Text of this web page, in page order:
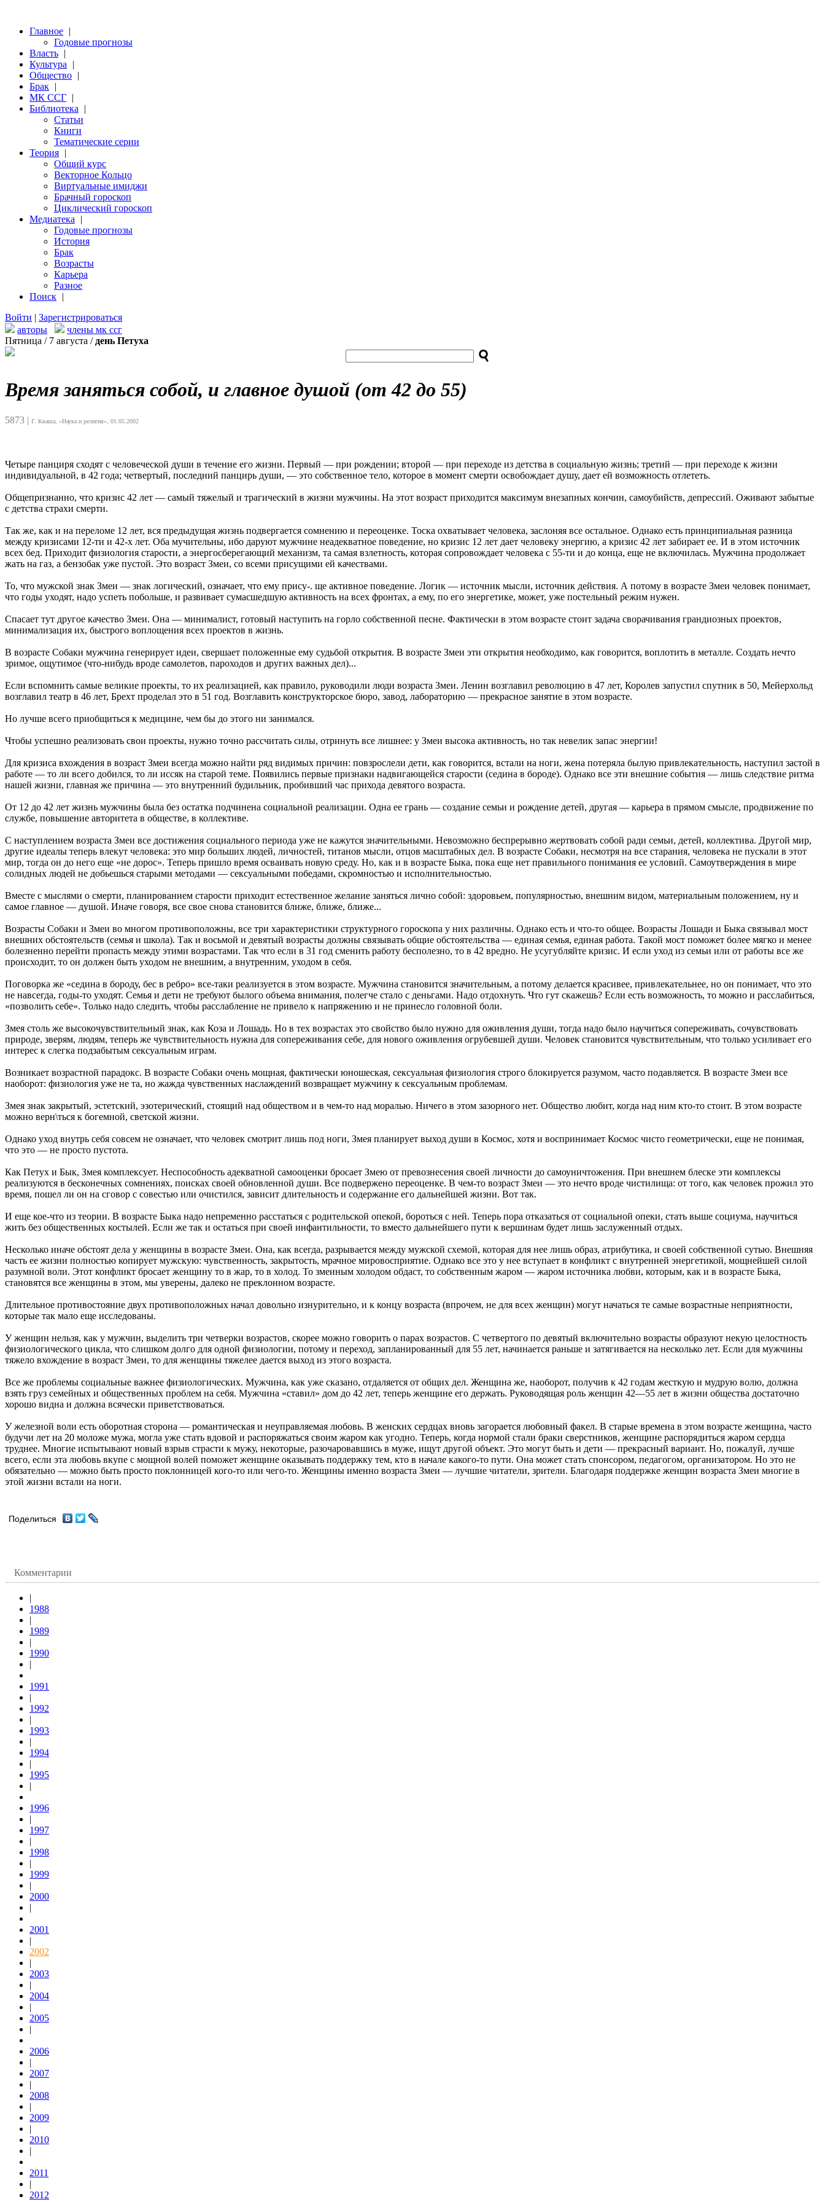
Главное |
Годовые прогнозы
Власть |
Культура
|
Общество |
Брак |
МК ССГ |
Библиотека
|
Статьи
Книги
Тематические серии
Теория |
Общий курс
Векторное Кольцо
Виртуальные имиджи
Брачный гороскоп
Циклический гороскоп
Медиатека
|
Годовые прогнозы
История
Брак
Возрасты
Карьера
Разное
Поиск |
Войти | Зарегистрироваться
авторы
члены мк ссг
Пятница / 7 августа / день Петуха
Время заняться собой, и главное душой (от 42 до 55)
5873 | Г. Кваша, «Наука и религия», 01.05.2002
Четыре панциря сходят с человеческой души в течение его жизни. Первый — при рождении; второй — при переходе из детства в социальную жизнь; третий — при переходе к жизни
индивидуальной, в 42 года; четвертый, последний панцирь души, — это собственное тело, которое в момент смерти освобождает душу, дает ей возможность отлететь.
Общепризнанно, что кризис 42 лет — самый тяжелый и трагический в жизни мужчины. На этот возраст приходится максимум внезапных кончин, самоубийств, депрессий. Оживают забытые
с детства страхи смерти.
Так же, как и на переломе 12 лет, вся предыдущая жизнь подвергается сомнению и переоценке. Тоска охватывает человека, заслоняя все остальное. Однако есть принципиальная разница
между кризисами 12-ти и 42-х лет. Оба мучительны, ибо даруют мужчине неадекватное поведение, но кризис 12 лет дает человеку энергию, а кризис 42 лет забирает ее. И в этом источник
всех бед. Приходит физиология старости, а энергосберегающий механизм, та самая взлетность, которая сопровождает человека с 55-ти и до конца, еще не включилась. Мужчина продолжает
жать на газ, а бензобак уже пустой. Это возраст Змеи, со всеми присущими ей качествами.
То, что мужской знак Змеи — знак логический, означает, что ему прису-. ще активное поведение. Логик — источник мысли, источник действия. А потому в возрасте Змеи человек понимает,
что годы уходят, надо успеть побольше, и развивает сумасшедшую активность на всех фронтах, а ему, по его энергетике, может, уже постельный режим нужен.
Спасает тут другое качество Змеи. Она — минималист, готовый наступить на горло собственной песне. Фактически в этом возрасте стоит задача сворачивания грандиозных проектов,
минимализация их, быстрого воплощения всех проектов в жизнь.
В возрасте Собаки мужчина генерирует идеи, свершает положенные ему судьбой открытия. В возрасте Змеи эти открытия необходимо, как говорится, воплотить в металле. Создать нечто
зримое, ощутимое (что-нибудь вроде самолетов, пароходов и других важных дел)...
Если вспомнить самые великие проекты, то их реализацией, как правило, руководили люди возраста Змеи. Ленин возглавил революцию в 47 лет, Королев запустил спутник в 50, Мейерхольд
возглавил театр в 46 лет, Брехт проделал это в 51 год. Возглавить конструкторское бюро, завод, лабораторию — прекрасное занятие в этом возрасте.
Но лучше всего приобщиться к медицине, чем бы до этого ни занимался.
Чтобы успешно реализовать свои проекты, нужно точно рассчитать силы, отринуть все лишнее: у Змеи высока активность, но так невелик запас энергии!
Для кризиса вхождения в возраст Змеи всегда можно найти ряд видимых причин: повзрослели дети, как говорится, встали на ноги, жена потеряла былую привлекательность, наступил застой в
работе — то ли всего добился, то ли иссяк на старой теме. Появились первые признаки надвигающейся старости (седина в бороде). Однако все эти внешние события — лишь следствие ритма
нашей жизни, главная же причина — это внутренний будильник, пробивший час прихода девятого возраста.
От 12 до 42 лет жизнь мужчины была без остатка подчинена социальной реализации. Одна ее грань — создание семьи и рождение детей, другая — карьера в прямом смысле, продвижение по
службе, повышение авторитета в обществе, в коллективе.
С наступлением возраста Змеи все достижения социального периода уже не кажутся значительными. Невозможно беспрерывно жертвовать собой ради семьи, детей, коллектива. Другой мир,
другие идеалы теперь влекут человека: это мир больших людей, личностей, титанов мысли, отцов масштабных дел. В возрасте Собаки, несмотря на все старания, человека не пускали в этот
мир, тогда он до него еще «не дорос». Теперь пришло время осваивать новую среду. Но, как и в возрасте Быка, пока еще нет правильного понимания ее условий. Самоутверждения в мире
солидных людей не добьешься старыми методами — сексуальными победами, скромностью и исполнительностью.
Вместе с мыслями о смерти, планированием старости приходит естественное желание заняться лично собой: здоровьем, популярностью, внешним видом, материальным положением, ну и
самое главное — душой. Иначе говоря, все свое снова становится ближе, ближе, ближе...
Возрасты Собаки и Змеи во многом противоположны, все три характеристики структурного гороскопа у них различны. Однако есть и что-то общее. Возрасты Лошади и Быка связывал мост
внешних обстоятельств (семья и школа). Так и восьмой и девятый возрасты должны связывать общие обстоятельства — единая семья, единая работа. Такой мост поможет более мягко и менее
болезненно перейти пропасть между этими возрастами. Так что если в 31 год сменить работу бесполезно, то в 42 вредно. Не усугубляйте кризис. И если уход из семьи или от работы все же
происходит, то он должен быть уходом не внешним, а внутренним, уходом в себя.
Поговорка же «седина в бороду, бес в ребро» все-таки реализуется в этом возрасте. Мужчина становится значительным, а потому делается красивее, привлекательнее, но он понимает, что это
не навсегда, годы-то уходят. Семья и дети не требуют былого объема внимания, полегче стало с деньгами. Надо отдохнуть. Что гут скажешь? Если есть возможность, то можно и расслабиться,
«позволить себе». Только надо следить, чтобы расслабление не привело к напряжению и не принесло головной боли.
Змея столь же высокочувствительный знак, как Коза и Лошадь. Но в тех возрастах это свойство было нужно для оживления души, тогда надо было научиться сопереживать, сочувствовать
природе, зверям, людям, теперь же чувствительность нужна для сопереживания себе, для нового оживления огрубевшей души. Человек становится чувствительным, что только усиливает его
интерес к слегка подзабытым сексуальным играм.
Возникает возрастной парадокс. В возрасте Собаки очень мощная, фактически юношеская, сексуальная физиология строго блокируется разумом, часто подавляется. В возрасте Змеи все
наоборот: физиология уже не та, но жажда чувственных наслаждений возвращает мужчину к сексуальным проблемам.
Змея знак закрытый, эстетский, эзотерический, стоящий над обществом и в чем-то над моралью. Ничего в этом зазорного нет. Общество любит, когда над ним кто-то стоит. В этом возрасте
можно верн\ться к богемной, светской жизни.
Однако уход внутрь себя совсем не означает, что человек смотрит лишь под ноги, Змея планирует выход души в Космос, хотя и воспринимает Космос чисто геометрически, еще не понимая,
что это — не просто пустота.
Как Петух и Бык, Змея комплексует. Неспособность адекватной самооценки бросает Змею от превознесения своей личности до самоуничтожения. При внешнем блеске эти комплексы
реализуются в бесконечных сомнениях, поисках своей обновленной души. Все подвержено переоценке. В чем-то возраст Змеи — это нечто вроде чистилища: от того, как человек прожил это
время, пошел ли он на сговор с совестью или очистился, зависит длительность и содержание его дальнейшей жизни. Вот так.
И еще кое-что из теории. В возрасте Быка надо непременно расстаться с родительской опекой, бороться с ней. Теперь пора отказаться от социальной опеки, стать выше социума, научиться
жить без общественных костылей. Если же так и остаться при своей инфантильности, то вместо дальнейшего пути к вершинам будет лишь заслуженный отдых.
Несколько иначе обстоят дела у женщины в возрасте Змеи. Она, как всегда, разрывается между мужской схемой, которая для нее лишь образ, атрибутика, и своей собственной сутью. Внешняя
часть ее жизни полностью копирует мужскую: чувственность, закрытость, мрачное мировосприятие. Однако все это у нее вступает в конфликт с внутренней энергетикой, мощнейшей силой
разумной воли. Этот конфликт бросает женщину то в жар, то в холод. То змеиным холодом обдаст, то собственным жаром — жаром источника любви, которым, как и в возрасте Быка,
становятся все женщины в этом, мы уверены, далеко не преклонном возрасте.
Длительное противостояние двух противоположных начал довольно изнурительно, и к концу возраста (впрочем, не для всех женщин) могут начаться те самые возрастные неприятности,
которые так мало еще исследованы.
У женщин нельзя, как у мужчин, выделить три четверки возрастов, скорее можно говорить о парах возрастов. С четвертого по девятый включительно возрасты образуют некую целостность
физиологического цикла, что слишком долго для одной физиологии, потому и переход, запланированный для 55 лет, начинается раньше и затягивается на несколько лет. Если для мужчины
тяжело вхождение в возраст Змеи, то для женщины тяжелее дается выход из этого возраста.
Все же проблемы социальные важнее физиологических. Мужчина, как уже сказано, отдаляется от общих дел. Женщина же, наоборот, получив к 42 годам жесткую и мудрую волю, должна
взять груз семейных и общественных проблем на себя. Мужчина «ставил» дом до 42 лет, теперь женщине его держать. Руководящая роль женщин 42—55 лет в жизни общества достаточно
хорошо видна и должна всячески приветствоваться.
У железной воли есть оборотная сторона — романтическая и неуправляемая любовь. В женских сердцах вновь загорается любовный факел. В старые времена в этом возрасте женщина, часто
будучи лет на 20 моложе мужа, могла уже стать вдовой и распоряжаться своим жаром как угодно. Теперь, когда нормой стали браки сверстников, женщине распорядиться жаром сердца
труднее. Многие испытывают новый взрыв страсти к мужу, некоторые, разочаровавшись в муже, ищут другой объект. Это могут быть и дети — прекрасный вариант. Но, пожалуй, лучше
всего, если эта любовь вкупе с мощной волей поможет женщине оказывать поддержку тем, кто в начале какого-то пути. Она может стать спонсором, педагогом, организатором. Но это не
обязательно — можно быть просто поклонницей кого-то или чего-то. Женщины именно возраста Змеи — лучшие читатели, зрители. Благодаря поддержке женщин возраста Змеи многие в
этой жизни встали на ноги.
Поделиться
Комментарии
|
1988
|
1989
|
1990
|
1991
|
1992
|
1993
|
1994
|
1995
|
1996
|
1997
|
1998
|
1999
|
2000
|
2001
|
2002
|
2003
|
2004
|
2005
|
2006
|
2007
|
2008
|
2009
|
2010
|
2011
|
2012